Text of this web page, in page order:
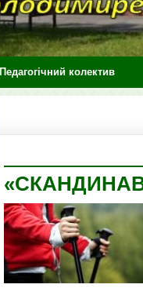
Педагогічний колектив